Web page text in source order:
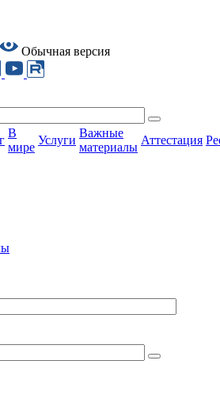
Обычная версия
В
мире
Услуги
Важные
материалы
Аттестация